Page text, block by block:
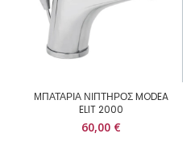
ΜΠΑΤΑΡΙΑ ΝΙΠΤΗΡΟΣ MODEA
ELIT 2000
60,00 €